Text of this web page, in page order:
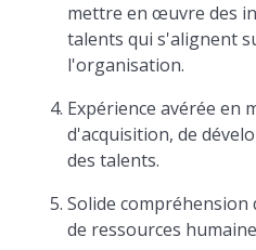
mettre en œuvre des
talents qui s'alignent
l'organisation.
Expérience avérée en
d'acquisition, de
des talents.
Solide
de ressources